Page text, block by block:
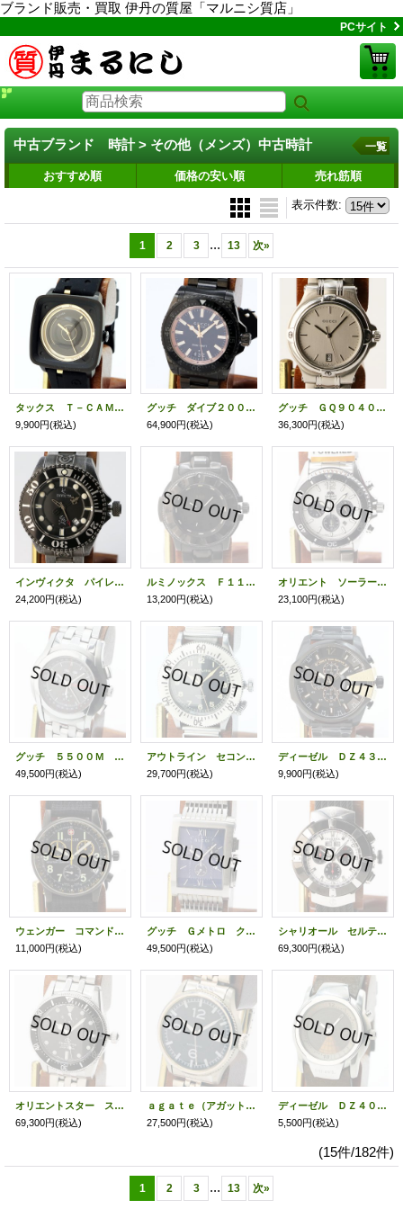
ブランド販売・買取 伊丹の質屋「マルニシ質店」
PCサイト
中古ブランド 時計 > その他（メンズ）中古時計 一覧
おすすめ順 価格の安い順 売れ筋順
表示件数:
1 2 3 ... 13 次»
タックス Ｔ－ＣＡＭ ＴＳ１２０２ 黒文字盤
9,900円(税込)
グッチ ダイブ２００ｍ １３６．２ 黒文字盤
64,900円(税込)
グッチ ＧＱ９０４０Ｍ（ＹＡ０９０３１８） 銀文字盤
36,300円(税込)
インヴィクタ パイレーツオブカリビアン ２５１９８ 黒文字盤
24,200円(税込)
ルミノックス Ｆ１１７ ３４０２ ブラックアウト 黒文字盤
13,200円(税込)
オリエント ソーラークロノ ＲＮ－ＴＸ０２０３Ｓ 白文字盤 黒インダイアル
23,100円(税込)
グッチ ５５００Ｍ トリプルカレンダークロノ 黒文字盤
49,500円(税込)
アウトライン セコンドセッティング パイロットウォッチ ＹＫ２０２２２ 黒文字盤
29,700円(税込)
ディーゼル ＤＺ４３３８ クロノグラフ 黒文字盤
9,900円(税込)
ウェンガー コマンドクロノ ７０７Ｘ／Ｔ 黒文字盤
11,000円(税込)
グッチ Ｇメトロ クロノグラフ ８６００Ｍ 紺文字盤
49,500円(税込)
シャリオール セルティカ ＣＥＬＴ４４ シェル文字盤 黒インダイアル
69,300円(税込)
オリエントスター スポーツダイバー１９６４ ＲＫ－ＡＵ０６０１Ｂ 黒文字盤
69,300円(税込)
ａｇａｔｅ（アガット） ＦＯＲ ＭＥＮ
27,500円(税込)
ディーゼル ＤＺ４０２７ レーダー文字盤
5,500円(税込)
(15件/182件)
1 2 3 ... 13 次»